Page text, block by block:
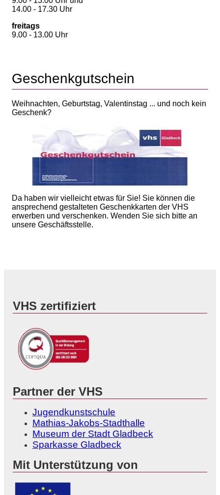
14.00 - 17.30 Uhr
freitags
9.00 - 13.00 Uhr
Geschenkgutschein
Weihnachten, Geburtstag, Valentinstag ... und noch kein
Geschenk?
Da haben wir vielleicht etwas für Sie! Sie können die
ansprechend gestalteten Geschenkkarten der VHS
erwerben und verschenken. Wenden Sie sich bitte an
unsere Geschäftsstelle.
VHS zertifiziert
Partner der VHS
Jugendkunstschule
Mathias-Jakobs-Stadthalle
Museum der Stadt Gladbeck
Sparkasse Gladbeck
Mit Unterstützung von